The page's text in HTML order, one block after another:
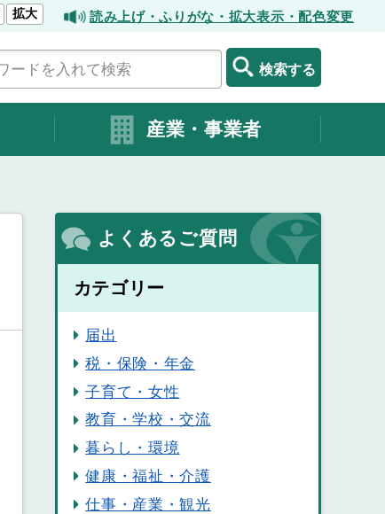
拡大 読み上げ・ふりがな・拡大表示・配色変更
検索する
産業・事業者
よくあるご質問
カテゴリー
届出
税・保険・年金
子育て・女性
教育・学校・交流
暮らし・環境
健康・福祉・介護
仕事・産業・観光